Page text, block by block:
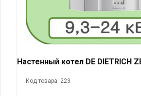
Настенный котел DE DIETRICH
Код товара: 223